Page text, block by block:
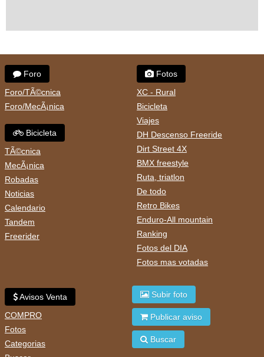
Foro
Foro/TÃ©cnica
Foro/MecÃ¡nica
Bicicleta
TÃ©cnica
MecÃ¡nica
Robadas
Noticias
Calendario
Tandem
Freerider
Fotos
XC - Rural
Bicicleta
Viajes
DH Descenso Freeride
Dirt Street 4X
BMX freestyle
Ruta, triatlon
De todo
Retro Bikes
Enduro-All mountain
Ranking
Fotos del DIA
Fotos mas votadas
Avisos Venta
COMPRO
Fotos
Categorias
Subir foto
Publicar aviso
Buscar